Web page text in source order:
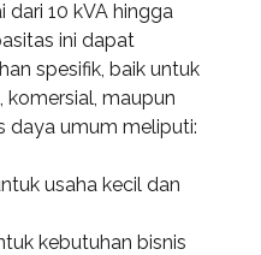
10 kVA hingga
ini dapat
spesifik, baik untuk
maupun
daya umum meliputi:
usaha kecil dan
kebutuhan bisnis